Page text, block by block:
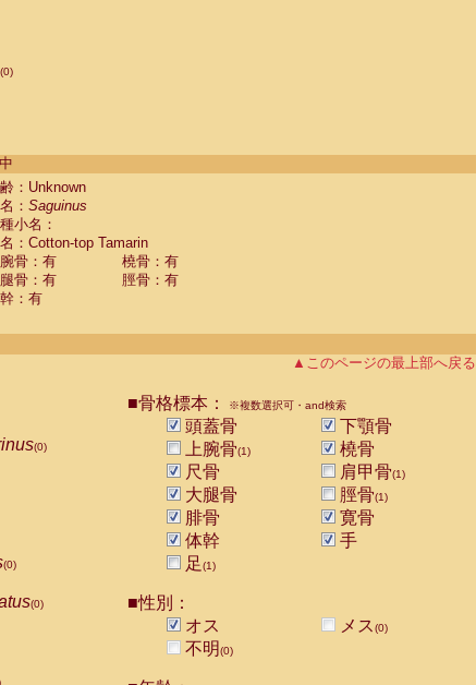
(0)
：Unknown
： Saguinus
小名：
：Cotton-top Tamarin
骨：有
橈骨：有
骨：有
脛骨：有
：有
▲このページの最上部へ戻る
(0)
(0)
(0)
■骨格標本： ※複数選択可・and検索
頭蓋骨
下顎骨
上腕骨(1)
橈骨
尺骨
肩甲骨(1)
大腿骨 脛骨(1)
腓骨
寛骨
体幹
手
足(1)
■性別：
オス
メス(0)
不明(0)